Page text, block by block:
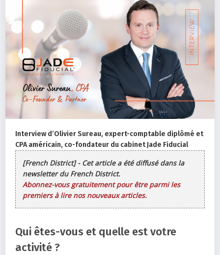
Interview d’Olivier Sureau, expert-comptable diplômé et
CPA américain, co-fondateur du cabinet Jade Fiducial
[French District] - Cet article a été diffusé dans la
newsletter du French District.
Abonnez-vous gratuitement pour être parmi les
premiers à lire nos nouveaux articles.
Qui êtes-vous et quelle est votre
activité ?